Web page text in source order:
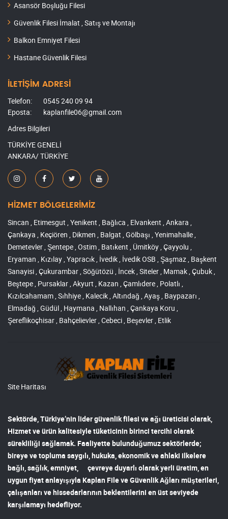
Asansör Boşluğu Filesi
Güvenlik Filesi İmalat , Satış ve Montajı
Balkon Emniyet Filesi
Hastane Güvenlik Filesi
İLETİŞİM ADRESİ
Telefon:
0545 240 09 94
Eposta:
kaplanfile06@gmail.com
Adres Bilgileri
TÜRKİYE GENELİ
ANKARA/ TÜRKİYE
HİZMET BÖLGELERİMİZ
Sincan , Etimesgut , Yenikent , Bağlıca , Elvankent , Ankara ,
Çankaya , Keçiören , Dikmen , Balgat , Gölbaşı , Yenimahalle ,
Demetevler , Şentepe , Ostim , Batıkent , Ümitköy , Çayyolu ,
Eryaman , Kızılay , Yapracık , İvedik , İvedik OSB , Şaşmaz , Başkent
Sanayisi , Çukurambar , Söğütözü , İncek , Siteler , Mamak , Çubuk ,
Beştepe , Pursaklar , Akyurt , Kazan , Çamlıdere , Polatlı ,
Kızılcahamam , Sıhhiye , Kalecik , Altındağ , Ayaş , Baypazarı ,
Elmadağ , Güdül , Haymana , Nallıhan , Çankaya Koru ,
Şereflikoçhisar , Bahçelievler , Cebeci , Beşevler , Etlik
Site Haritası
Sektörde, Türkiye’nin lidergüvenlik filesi ve ağı üreticisi olarak,
Hizmet ve ürün kalitesiyle tüketicinin birinci tercihi olarak
sürekliliği sağlamak. Faaliyette bulunduğumuz sektörlerde;
bireye ve topluma saygılı, hukuka, ekonomik ve ahlaki ilkelere
bağlı, sağlık, emniyet, çevreye duyarlı olarak yerli üretim, en
uygun fiyat anlayışıyla Kaplan File ve Güvenlik Ağları müşterileri,
çalışanları ve hissedarlarının beklentilerini en üst seviyede
karşılamayı hedefliyor.